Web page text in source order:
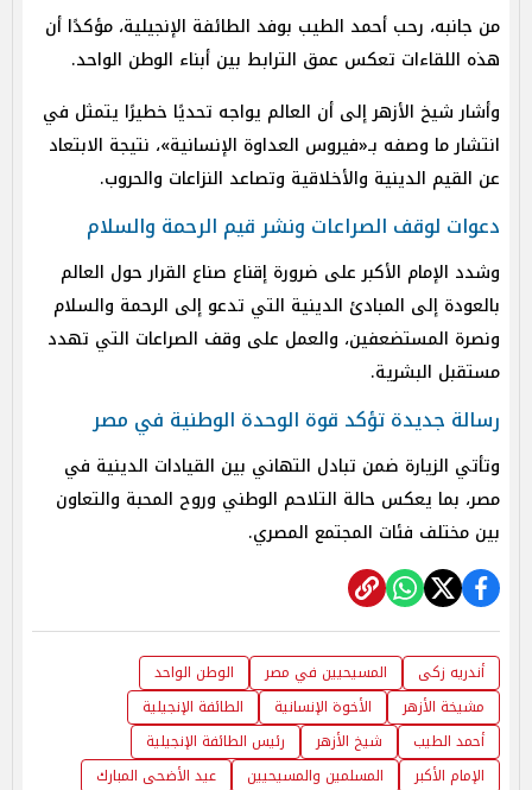
من جانبه، رحب أحمد الطيب بوفد الطائفة الإنجيلية، مؤكدًا أن
هذه اللقاءات تعكس عمق الترابط بين أبناء الوطن الواحد.
وأشار شيخ الأزهر إلى أن العالم يواجه تحديًا خطيرًا يتمثل في
انتشار ما وصفه بـ«فيروس العداوة الإنسانية»، نتيجة الابتعاد
عن القيم الدينية والأخلاقية وتصاعد النزاعات والحروب.
دعوات لوقف الصراعات ونشر قيم الرحمة والسلام
وشدد الإمام الأكبر على ضرورة إقناع صناع القرار حول العالم
بالعودة إلى المبادئ الدينية التي تدعو إلى الرحمة والسلام
ونصرة المستضعفين، والعمل على وقف الصراعات التي تهدد
مستقبل البشرية.
رسالة جديدة تؤكد قوة الوحدة الوطنية في مصر
وتأتي الزيارة ضمن تبادل التهاني بين القيادات الدينية في
مصر، بما يعكس حالة التلاحم الوطني وروح المحبة والتعاون
بين مختلف فئات المجتمع المصري.
أندريه زكى المسيحيين في مصر
الوطن الواحد
مشيخة الأزهر
الأخوة الإنسانية
الطائفة الإنجيلية
أحمد الطيب
شيخ الأزهر
رئيس الطائفة الإنجيلية
الإمام الأكبر
المسلمين والمسيحيين
عيد الأضحى المبارك